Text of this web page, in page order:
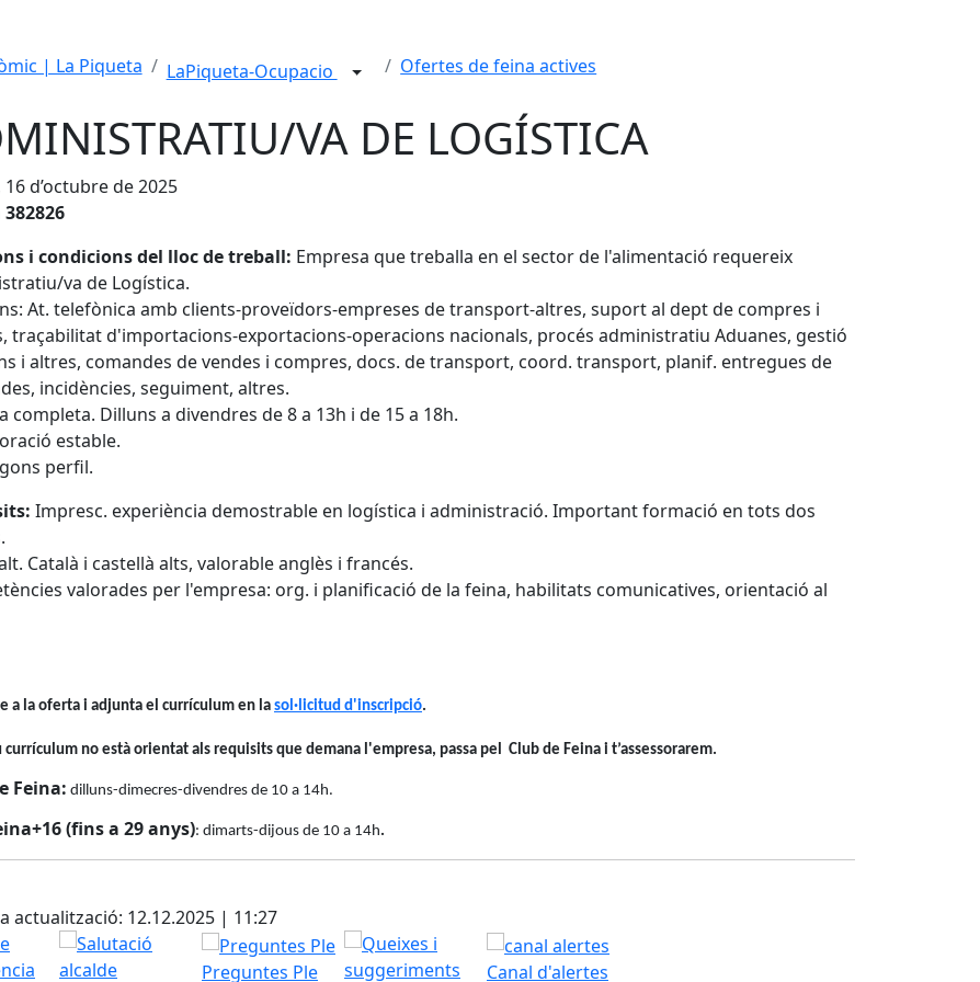
| La Piqueta LaPiqueta-Ocupacio Ofertes de feina actives
VA DE LOGÍSTICA
d’octubre de 2025
i condicions del lloc de treball: Empresa que treballa en el sector de l'alimentació requereix
va de Logística.
At. telefònica amb clients-proveïdors-empreses de transport-altres, suport al dept de compres i
traçabilitat d'importacions-exportacions-operacions nacionals, procés administratiu Aduanes, gestió
i altres, comandes de vendes i compres, docs. de transport, coord. transport, planif. entregues de
incidències, seguiment, altres.
completa. Dilluns a divendres de 8 a 13h i de 15 a 18h.
estable.
perfil.
Impresc. experiència demostrable en logística i administració. Important formació en tots dos
Català i castellà alts, valorable anglès i francés.
valorades per l'empresa: org. i planificació de la feina, habilitats comunicatives, orientació al
a la oferta i adjunta el currículum en la sol·licitud d'inscripció.
no està orientat als requisits que demana l'empresa, passa pel Club de Feina i t’assessorarem.
Feina: dilluns-dimecres-divendres de 10 a 14h.
(fins a 29 anys): dimarts-dijous de 10 a 14h.
actualització: 12.12.2025 | 11:27
Preguntes Ple Canal d'alertes